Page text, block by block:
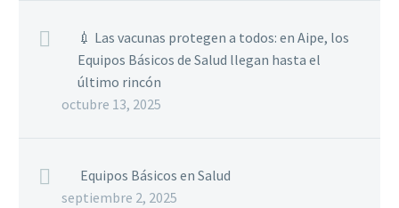
💉 Las vacunas protegen a todos: en Aipe, los
Equipos Básicos de Salud llegan hasta el
último rincón
octubre 13, 2025
Equipos Básicos en Salud
septiembre 2, 2025